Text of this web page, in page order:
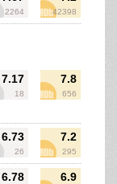
2264 42398
7.17
18
7.8
656
6.73
26
7.2
295
6.78 6.9